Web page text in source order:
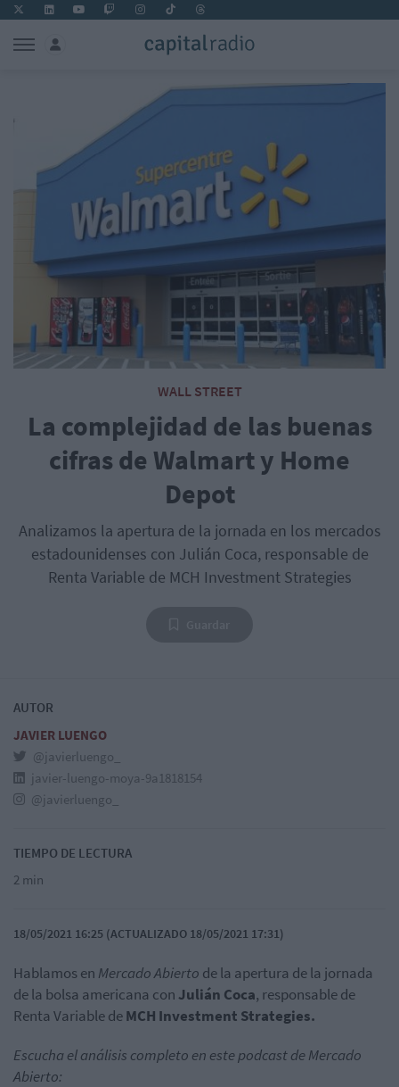
WALL STREET
La complejidad de las buenas
cifras de Walmart y Home
Depot
Analizamos la apertura de la jornada en los mercados
estadounidenses con Julián Coca, responsable de
Renta Variable de MCH Investment Strategies
AUTOR
JAVIER LUENGO
@javierluengo_
javier-luengo-moya-9a1818154
@javierluengo_
TIEMPO DE LECTURA
2 min
18/05/2021 16:25 (ACTUALIZADO 18/05/2021 17:31)
Hablamos en Mercado Abierto de la apertura de la jornada
de la bolsa americana con Julián Coca, responsable de
Renta Variable deMCH Investment Strategies.
Escucha el análisis completo en este podcast de Mercado
Abierto: